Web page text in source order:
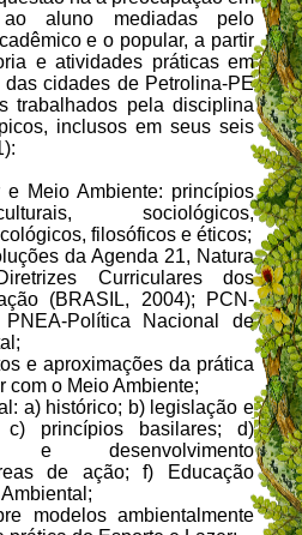
ao aluno mediadas pelo
e o popular, a partir
e atividades práticas em
cidades de Petrolina-PE
trabalhados pela disciplina
inclusos em seus seis
e Meio Ambiente: princípios
sociológicos,
filosóficos e éticos;
da Agenda 21, Natura
Curriculares dos
(BRASIL, 2004); PCN-
Política Nacional de
e aproximações da prática
com o Meio Ambiente;
a) histórico; b) legislação e
c) princípios basilares; d)
e desenvolvimento
de ação; f) Educação
modelos ambientalmente